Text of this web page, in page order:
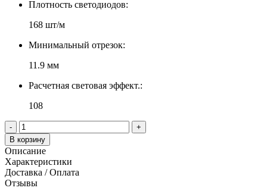
Плотность светодиодов:
168 шт/м
Минимальный отрезок:
11.9 мм
Расчетная световая эффект.:
108
-
+
В корзину
Описание
Характеристики
Доставка / Оплата
Отзывы